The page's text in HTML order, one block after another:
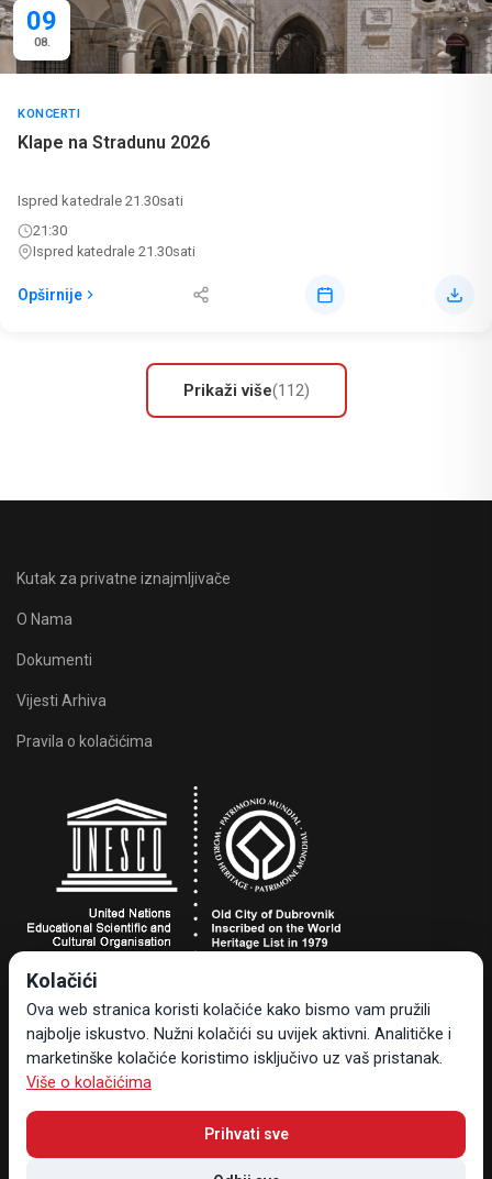
09
08.
KONCERTI
Klape na Stradunu 2026
Ispred katedrale 21.30sati
21:30
Ispred katedrale 21.30sati
Opširnije
Prikaži više(112)
Kutak za privatne iznajmljivače
O Nama
Dokumenti
Vijesti Arhiva
Pravila o kolačićima
Turistička zajednica grada Dubrovnika
Dr. Ante Starčevića 24, 20000 Dubrovnik, Hrvatska
Tel +385 20 323-887
info@tzdubrovnik.hr
Kolačići
Ova web stranica koristi kolačiće kako bismo vam pružili
najbolje iskustvo. Nužni kolačići su uvijek aktivni. Analitičke i
marketinške kolačiće koristimo isključivo uz vaš pristanak.
Više o kolačićima
Prihvati sve